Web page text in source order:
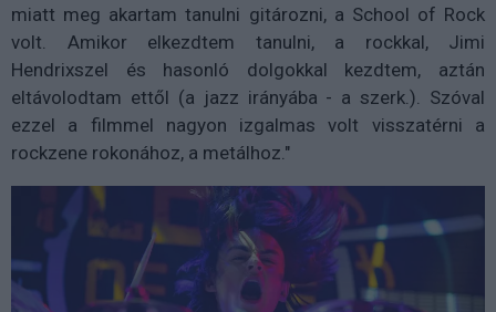
miatt meg akartam tanulni gitározni, a School of Rock
volt. Amikor elkezdtem tanulni, a rockkal, Jimi
Hendrixszel és hasonló dolgokkal kezdtem, aztán
eltávolodtam ettől (a jazz irányába - a szerk.). Szóval
ezzel a filmmel nagyon izgalmas volt visszatérni a
rockzene rokonához, a metálhoz."